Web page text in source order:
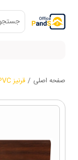
صفحه اصلی / قرنیز PVC عرض 9 سانت مدل گردویی براق